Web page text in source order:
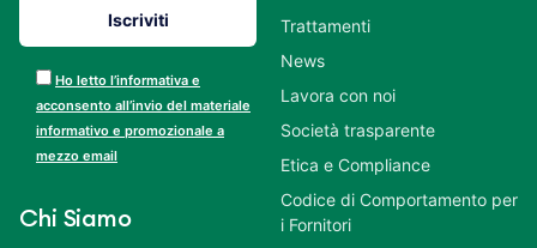
Ho letto l’informativa e
acconsento all’invio del materiale
informativo e promozionale a
mezzo email
Chi Siamo
Trattamenti
News
Lavora con noi
Società trasparente
Etica e Compliance
Codice di Comportamento per
i Fornitori